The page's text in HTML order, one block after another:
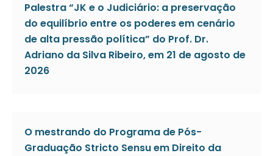
Palestra “JK e o Judiciário: a preservação
do equilíbrio entre os poderes em cenário
de alta pressão política” do Prof. Dr.
Adriano da Silva Ribeiro, em 21 de agosto de
2026
O mestrando do Programa de Pós-
Graduação Stricto Sensu em Direito da